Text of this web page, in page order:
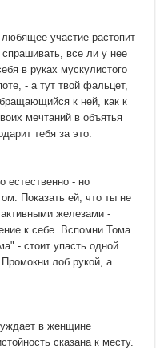
участие растопит
все ли у нее
в руках мускулистого
- а тут твой фальцет,
к ней, как к
мечтаний в объятья
тебя за это.
естественно - но
Показать ей, что ты не
железами -
к себе. Вспомни Тома
- стоит упасть одной
лоб рукой, а
в женщине
сказана к месту.